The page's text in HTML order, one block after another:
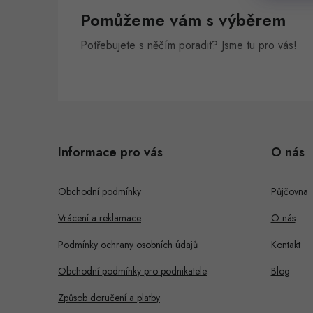
Pomůžeme vám s výběrem
Potřebujete s něčím poradit? Jsme tu pro vás!
Informace pro vás
Obchodní podmínky
Vrácení a reklamace
Podmínky ochrany osobních údajů
Obchodní podmínky pro podnikatele
Způsob doručení a platby
O nás
Půjčovna
O nás
Kontakt
Blog